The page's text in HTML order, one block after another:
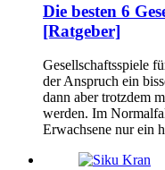
Die besten 6
[Ratgeber]
Gesellschaftsspiele
der Anspruch ein
dann aber trotzdem
werden. Im
Erwachsene nur ein